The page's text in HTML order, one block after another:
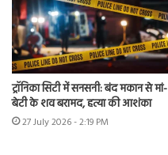
ट्रॉनिका सिटी में सनसनी: बंद मकान से मां-
बेटी के शव बरामद, हत्या की आशंका
27 July 2026 - 2:19 PM